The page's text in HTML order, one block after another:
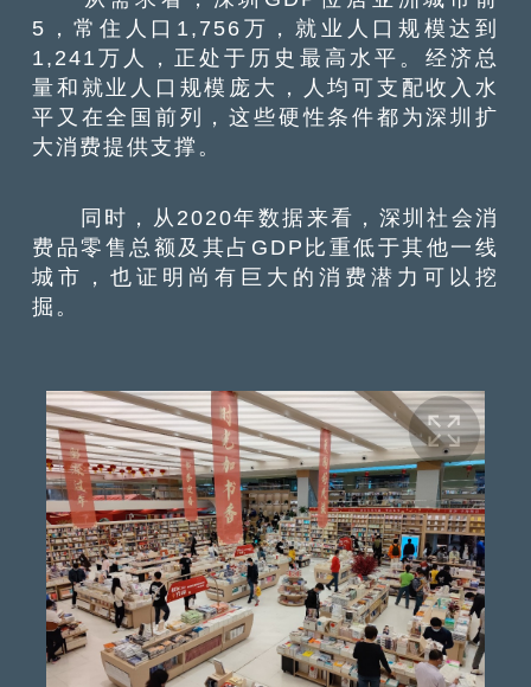
5，常住人口1,756万，就业人口规模达到
1,241万人，正处于历史最高水平。经济总
量和就业人口规模庞大，人均可支配收入水
平又在全国前列，这些硬性条件都为深圳扩
大消费提供支撑。
同时，从2020年数据来看，深圳社会消
费品零售总额及其占GDP比重低于其他一线
城市，也证明尚有巨大的消费潜力可以挖
掘。